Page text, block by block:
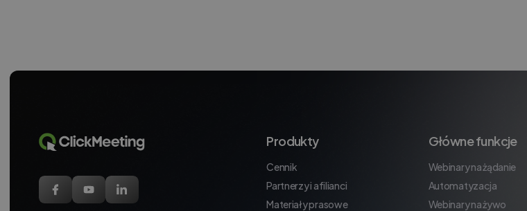
Produkty
Cennik
Partnerzy i afilianci
Materiały prasowe
Główne funkcje
Webinary na żądanie
Automatyzacja
Webinary na żywo